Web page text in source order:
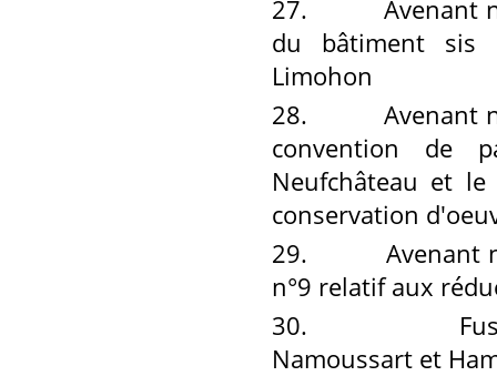
27. Avenant n°1
du bâtiment
Limohon
28. Avenant
convention de
Neufchâteau et
conservation
29. Avenant
n°9 relatif aux
30. Fusion
Namoussart et